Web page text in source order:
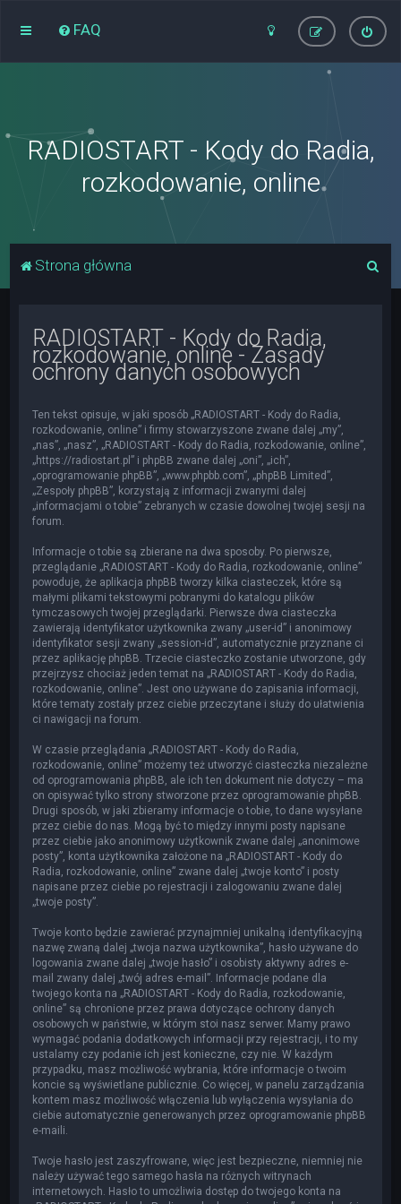
FAQ
RADIOSTART - Kody do Radia,
rozkodowanie, online
Strona główna
RADIOSTART - Kody do Radia,
rozkodowanie, online - Zasady
ochrony danych osobowych
Ten tekst opisuje, w jaki sposób „RADIOSTART - Kody do Radia,
rozkodowanie, online” i firmy stowarzyszone zwane dalej „my”,
„nas”, „nasz”, „RADIOSTART - Kody do Radia, rozkodowanie, online”,
„https://radiostart.pl” i phpBB zwane dalej „oni”, „ich”,
„oprogramowanie phpBB”, „www.phpbb.com”, „phpBB Limited”,
„Zespoły phpBB”, korzystają z informacji zwanymi dalej
„informacjami o tobie” zebranych w czasie dowolnej twojej sesji na
forum.
Informacje o tobie są zbierane na dwa sposoby. Po pierwsze,
przeglądanie „RADIOSTART - Kody do Radia, rozkodowanie, online”
powoduje, że aplikacja phpBB tworzy kilka ciasteczek, które są
małymi plikami tekstowymi pobranymi do katalogu plików
tymczasowych twojej przeglądarki. Pierwsze dwa ciasteczka
zawierają identyfikator użytkownika zwany „user-id” i anonimowy
identyfikator sesji zwany „session-id”, automatycznie przyznane ci
przez aplikację phpBB. Trzecie ciasteczko zostanie utworzone, gdy
przejrzysz chociaż jeden temat na „RADIOSTART - Kody do Radia,
rozkodowanie, online”. Jest ono używane do zapisania informacji,
które tematy zostały przez ciebie przeczytane i służy do ułatwienia
ci nawigacji na forum.
W czasie przeglądania „RADIOSTART - Kody do Radia,
rozkodowanie, online” możemy też utworzyć ciasteczka niezależne
od oprogramowania phpBB, ale ich ten dokument nie dotyczy – ma
on opisywać tylko strony stworzone przez oprogramowanie phpBB.
Drugi sposób, w jaki zbieramy informacje o tobie, to dane wysyłane
przez ciebie do nas. Mogą być to między innymi posty napisane
przez ciebie jako anonimowy użytkownik zwane dalej „anonimowe
posty”, konta użytkownika założone na „RADIOSTART - Kody do
Radia, rozkodowanie, online” zwane dalej „twoje konto” i posty
napisane przez ciebie po rejestracji i zalogowaniu zwane dalej
„twoje posty”.
Twoje konto będzie zawierać przynajmniej unikalną identyfikacyjną
nazwę zwaną dalej „twoja nazwa użytkownika”, hasło używane do
logowania zwane dalej „twoje hasło” i osobisty aktywny adres e-
mail zwany dalej „twój adres e-mail”. Informacje podane dla
twojego konta na „RADIOSTART - Kody do Radia, rozkodowanie,
online” są chronione przez prawa dotyczące ochrony danych
osobowych w państwie, w którym stoi nasz serwer. Mamy prawo
wymagać podania dodatkowych informacji przy rejestracji, i to my
ustalamy czy podanie ich jest konieczne, czy nie. W każdym
przypadku, masz możliwość wybrania, które informacje o twoim
koncie są wyświetlane publicznie. Co więcej, w panelu zarządzania
kontem masz możliwość włączenia lub wyłączenia wysyłania do
ciebie automatycznie generowanych przez oprogramowanie phpBB
e-maili.
Twoje hasło jest zaszyfrowane, więc jest bezpieczne, niemniej nie
należy używać tego samego hasła na różnych witrynach
internetowych. Hasło to umożliwia dostęp do twojego konta na